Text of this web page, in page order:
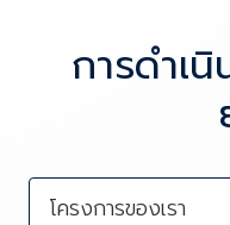
การดำเ
โครงการของเรา